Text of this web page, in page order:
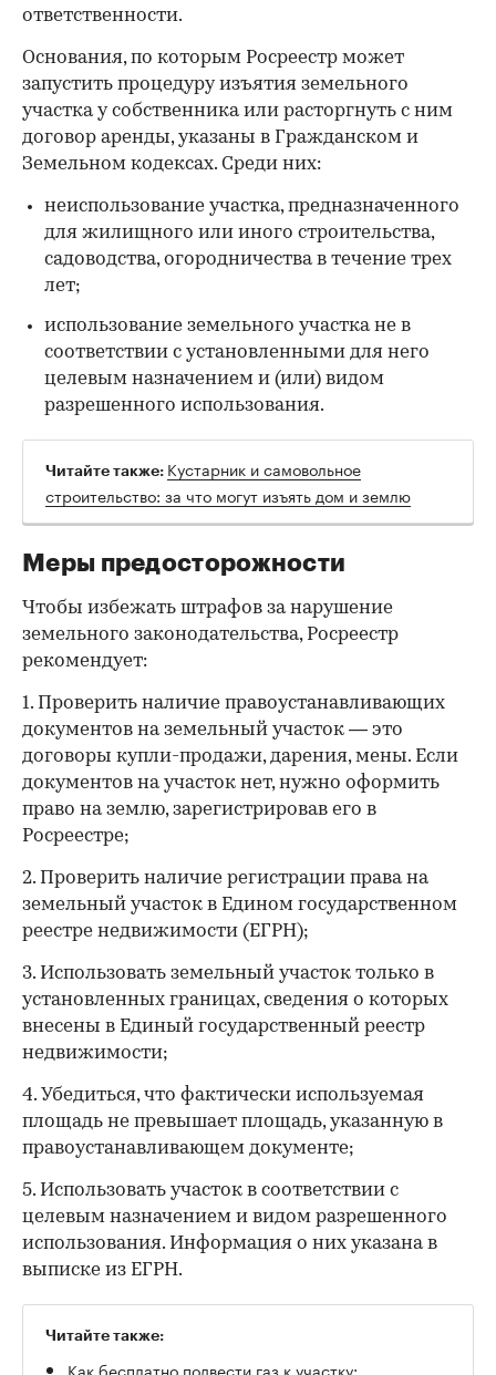
ответственности.
Основания, по которым Росреестр может
запустить процедуру изъятия земельного
участка у собственника или расторгнуть с ним
договор аренды, указаны в Гражданском и
Земельном кодексах. Среди них:
неиспользование участка, предназначенного
для жилищного или иного строительства,
садоводства, огородничества в течение трех
лет;
использование земельного участка не в
соответствии с установленными для него
целевым назначением и (или) видом
разрешенного использования.
Читайте также: Кустарник и самовольное
строительство: за что могут изъять дом и землю
Меры предосторожности
Чтобы избежать штрафов за нарушение
земельного законодательства, Росреестр
рекомендует:
1. Проверить наличие правоустанавливающих
документов на земельный участок — это
договоры купли-продажи, дарения, мены. Если
документов на участок нет, нужно оформить
право на землю, зарегистрировав его в
Росреестре;
2. Проверить наличие регистрации права на
земельный участок в Едином государственном
реестре недвижимости (ЕГРН);
3. Использовать земельный участок только в
установленных границах, сведения о которых
внесены в Единый государственный реестр
недвижимости;
4. Убедиться, что фактически используемая
площадь не превышает площадь, указанную в
правоустанавливающем документе;
5. Использовать участок в соответствии с
целевым назначением и видом разрешенного
использования. Информация о них указана в
выписке из ЕГРН.
Читайте также:
Как бесплатно подвести газ к участку: